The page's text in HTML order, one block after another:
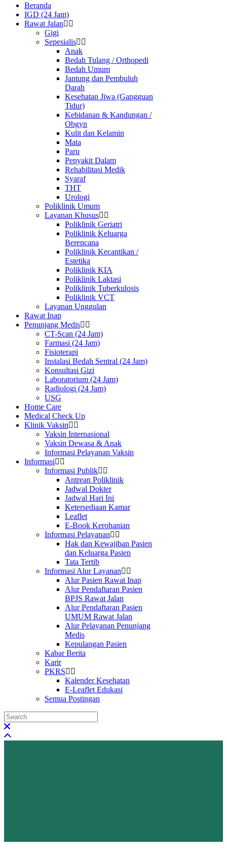
Beranda
IGD (24 Jam)
Rawat Jalan
Gigi
Sepesialis
Anak
Bedah Tulang / Orthopedi
Bedah Umum
Jantung dan Pembuluh
Darah
Kesehatan Jiwa (Gangguan
Tidur)
Kebidanan & Kandungan /
Obgyn
Kulit dan Kelamin
Mata
Paru
Penyakit Dalam
Rehabilitasi Medik
Syaraf
THT
Urologi
Poliklinik Umum
Layanan Khusus
Poliklinik Geriatri
Poliklinik Keluarga
Berencana
Poliklinik Kecantikan /
Estetika
Poliklinik KIA
Poliklinik Laktasi
Poliklinik Tuberkulosis
Poliklinik VCT
Layanan Unggulan
Rawat Inap
Penunjang Medis
CT-Scan (24 Jam)
Farmasi (24 Jam)
Fisioterapi
Instalasi Bedah Sentral (24 Jam)
Konsultasi Gizi
Laboratorium (24 Jam)
Radiologi (24 Jam)
USG
Home Care
Medical Check Up
Klinik Vaksin
Vaksin Internasional
Vaksin Dewasa & Anak
Informasi Pelayanan Vaksin
Informasi
Informasi Publik
Antrean Poliklinik
Jadwal Dokter
Jadwal Hari Ini
Ketersediaan Kamar
Leaflet
E-Book Kerohanian
Informasi Pelayanan
Hak dan Kewajiban Pasien
dan Keluarga Pasien
Tata Tertib
Informasi Alur Layanan
Alur Pasien Rawat Inap
Alur Pendaftaran Pasien
BPJS Rawat Jalan
Alur Pendaftaran Pasien
UMUM Rawat Jalan
Alur Pelayanan Penunjang
Medis
Kepulangan Pasien
Kabar Berita
Karir
PKRS
Kalender Kesehatan
E-Leaflet Edukasi
Semua Postingan